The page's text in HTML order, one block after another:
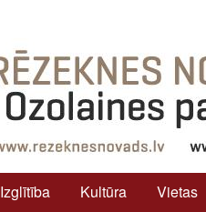
Izglītība Kultūra
Vietas